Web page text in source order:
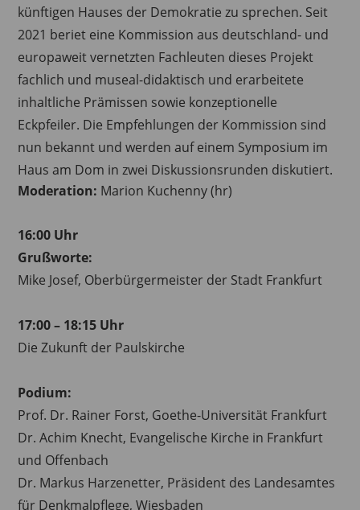
künftigen Hauses der Demokratie zu sprechen. Seit
2021 beriet eine Kommission aus deutschland- und
europaweit vernetzten Fachleuten dieses Projekt
fachlich und museal-didaktisch und erarbeitete
inhaltliche Prämissen sowie konzeptionelle
Eckpfeiler. Die Empfehlungen der Kommission sind
nun bekannt und werden auf einem Symposium im
Haus am Dom in zwei Diskussionsrunden diskutiert.
Moderation: Marion Kuchenny (hr)
16:00 Uhr
Grußworte:
Mike Josef, Oberbürgermeister der Stadt Frankfurt
17:00 – 18:15 Uhr
Die Zukunft der Paulskirche
Podium:
Prof. Dr. Rainer Forst, Goethe-Universität Frankfurt
Dr. Achim Knecht, Evangelische Kirche in Frankfurt
und Offenbach
Dr. Markus Harzenetter, Präsident des Landesamtes
für Denkmalpflege, Wiesbaden